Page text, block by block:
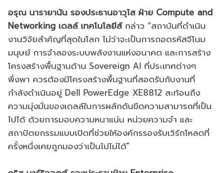
อรุณ นารายานัน รองประธานอาวุโส ฝ่าย Compute and
Networking เดลล์ เทคโนโลยีส์กล่าว “สถาบันที่ดำเนิน
งานวิจัยสำคัญที่สุดในโลก ไม่ว่าจะเป็นการถอดรหัสจีโนม
มนุษย์ การจำลองระบบพลังงานแห่งอนาคต และการสร้าง
โครงสร้างพื้นฐานด้าน Sovereign AI ที่ประเทศต่างๆ
พึ่งพา ควรต้องมีโครงสร้างพื้นฐานที่สอดรับกับงานที่
กำลังดำเนินอยู่ Dell PowerEdge XE8812 สะท้อนถึง
ความมุ่งมั่นของเดลล์ในการผลักดันขีดความสามารถที่เป็น
ไปได้ ด้วยการมอบความหนาแน่น หน่วยความจำ และ
สถาปัตยกรรมแบบเปิดที่ช่วยให้องค์กรรองรับเวิร์กโหลดที่
ครั้งหนึ่งเคยถูกมองว่าเป็นไปไม่ได้"